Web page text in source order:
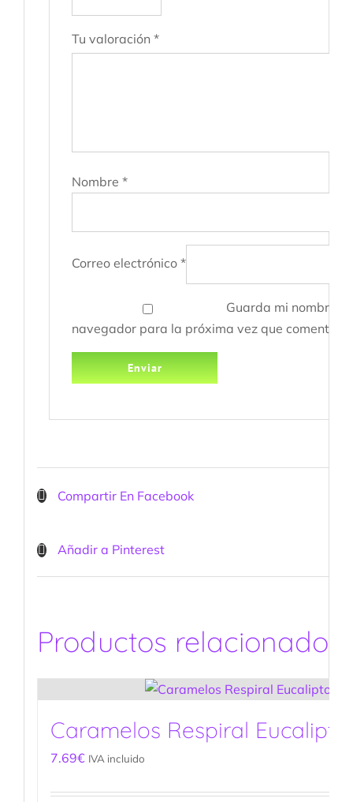
Tu valoración*
Nombre*
Correo electrónico*
Guarda mi nombre,
navegador para la próxima vez que comente.
Compartir En Facebook
Añadir a Pinterest
Productos relacionados
Caramelos Respiral Eucalipto
7.69€ IVA incluido